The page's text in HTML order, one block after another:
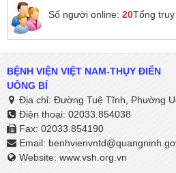
Số người online: 20Tổng
BỆNH VIỆN VIỆT NAM-THỤY ĐIỂN
UÔNG BÍ
Địa chỉ: Đường Tuệ Tĩnh, Phường
Điện thoại: 02033.854038
Fax: 02033.854190
Email:
Website: www.vsh.org.vn